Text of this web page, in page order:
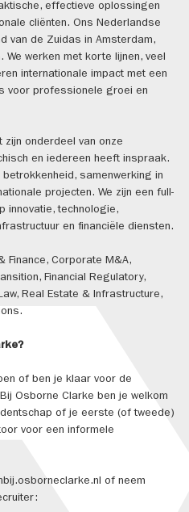
effectieve oplossingen
cliënten. Ons Nederlandse
van de Zuidas in Amsterdam,
We werken met korte lijnen, veel
internationale impact met een
voor professionele groei en
zijn onderdeel van onze
en iedereen heeft inspraak.
samenwerking in
projecten. We zijn een full-
innovatie, technologie,
en financiële diensten.
Finance, Corporate M&A,
Financial Regulatory,
Real Estate & Infrastructure,
of ben je klaar voor de
Osborne Clarke ben je welkom
of je eerste (of tweede)
voor een informele
of neem